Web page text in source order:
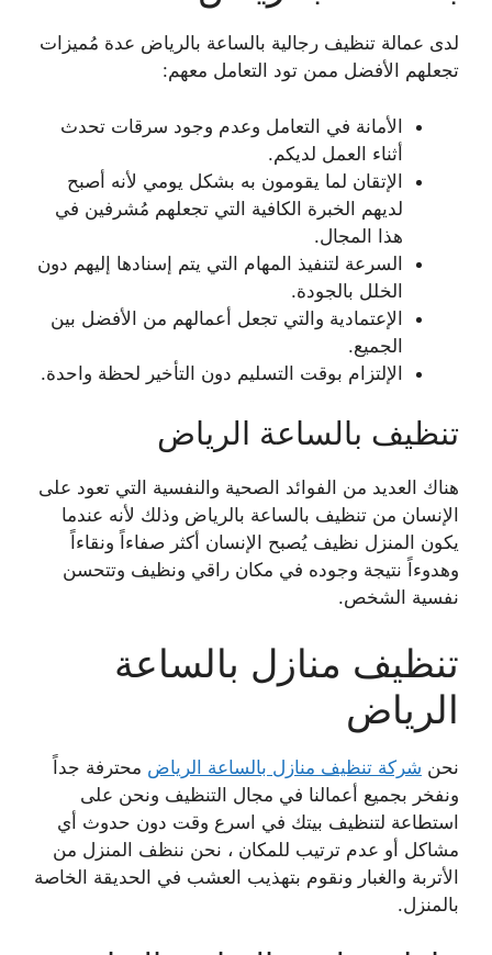
لدى عمالة تنظيف رجالية بالساعة بالرياض عدة مُميزات
تجعلهم الأفضل ممن تود التعامل معهم:
الأمانة في التعامل وعدم وجود سرقات تحدث
أثناء العمل لديكم.
الإتقان لما يقومون به بشكل يومي لأنه أصبح
لديهم الخبرة الكافية التي تجعلهم مُشرفين في
هذا المجال.
السرعة لتنفيذ المهام التي يتم إسنادها إليهم دون
الخلل بالجودة.
الإعتمادية والتي تجعل أعمالهم من الأفضل بين
الجميع.
الإلتزام بوقت التسليم دون التأخير لحظة واحدة.
تنظيف بالساعة الرياض
هناك العديد من الفوائد الصحية والنفسية التي تعود على
الإنسان من تنظيف بالساعة بالرياض وذلك لأنه عندما
يكون المنزل نظيف يُصبح الإنسان أكثر صفاءاً ونقاءاً
وهدوءاً نتيجة وجوده في مكان راقي ونظيف وتتحسن
نفسية الشخص.
تنظيف منازل بالساعة
الرياض
نحن شركة تنظيف منازل بالساعة الرياض محترفة جداً
ونفخر بجميع أعمالنا في مجال التنظيف ونحن على
استطاعة لتنظيف بيتك في اسرع وقت دون حدوث أي
مشاكل أو عدم ترتيب للمكان ، نحن ننظف المنزل من
الأتربة والغبار ونقوم بتهذيب العشب في الحديقة الخاصة
بالمنزل.